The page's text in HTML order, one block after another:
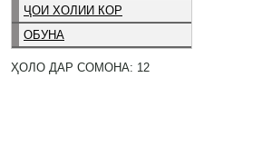
ҶОИ ХОЛИИ КОР
ОБУНА
ҲОЛО ДАР СОМОНА: 12